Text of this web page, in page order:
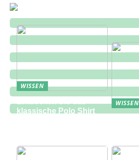
WISSEN
klassische Polo Shirt
WISSEN